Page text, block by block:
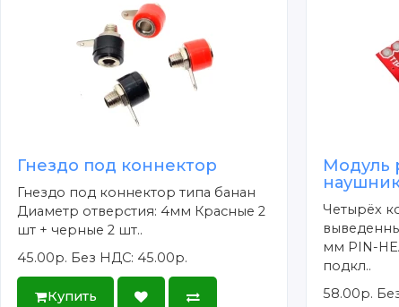
Гнездо под коннектор
Гнездо под коннектор типа банан
Диаметр отверстия: 4мм Красные 2
шт + черные 2 шт..
45.00р. Без НДС: 45.00р.
Купить
Модуль
Четырёх
мм PIN-
подкл..
58.00р.